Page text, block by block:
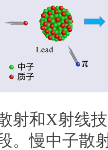
和X射线技
。慢中子散